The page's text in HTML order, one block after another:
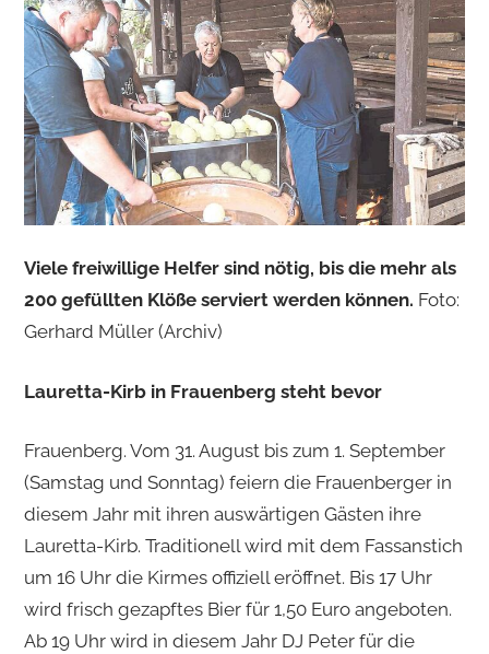
Viele freiwillige Helfer sind nötig, bis die mehr als
200 gefüllten Klöße serviert werden können. Foto:
Gerhard Müller (Archiv)
Lauretta-Kirb in Frauenberg steht bevor
Frauenberg. Vom 31. August bis zum 1. September
(Samstag und Sonntag) feiern die Frauenberger in
diesem Jahr mit ihren auswärtigen Gästen ihre
Lauretta-Kirb. Traditionell wird mit dem Fassanstich
um 16 Uhr die Kirmes offiziell eröffnet. Bis 17 Uhr
wird frisch gezapftes Bier für 1,50 Euro angeboten.
Ab 19 Uhr wird in diesem Jahr DJ Peter für die